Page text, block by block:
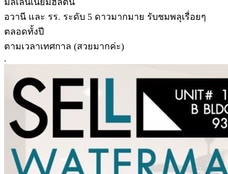
อวานี และ รร. ระดับ 5 ดาวมากมาย รับชมพลุเรื่อยๆ
ตลอดทั้งปี
ตามเวลาเทศกาล (สวยมากค่ะ)
.